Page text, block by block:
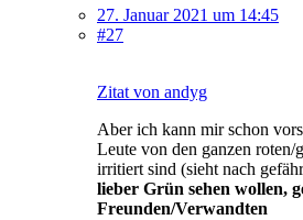
27. Januar 2021 um 14:45
#27
Zitat von andyg
Aber ich kann mir schon
Leute von den ganzen roten/
irritiert sind (sieht nach
lieber Grün sehen wollen,
Freunden/Verwandten